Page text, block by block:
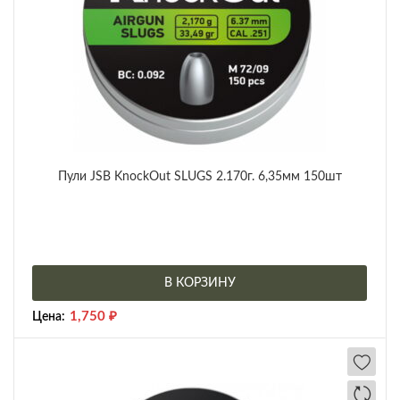
Пули JSB KnockOut SLUGS 2.170г. 6,35мм 150шт
В КОРЗИНУ
Цена: 1,750 ₽